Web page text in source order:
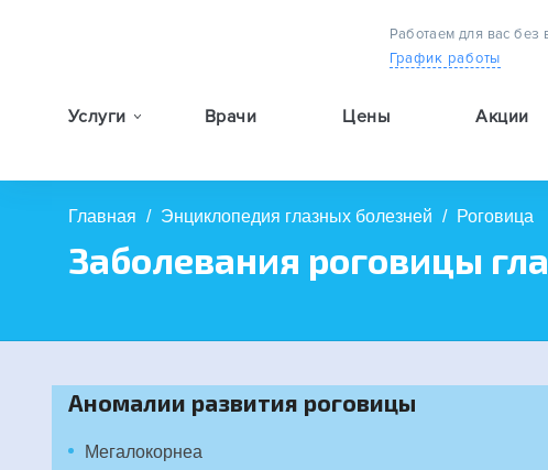
Работаем для вас без
График работы
Услуги Врачи Цены Акции
Главная / Энциклопедия глазных болезней / Роговица
Заболевания роговицы
Аномалии развития роговицы
Мегалокорнеа